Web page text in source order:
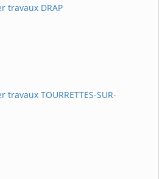
travaux DRAP
TOURRETTES-SUR-